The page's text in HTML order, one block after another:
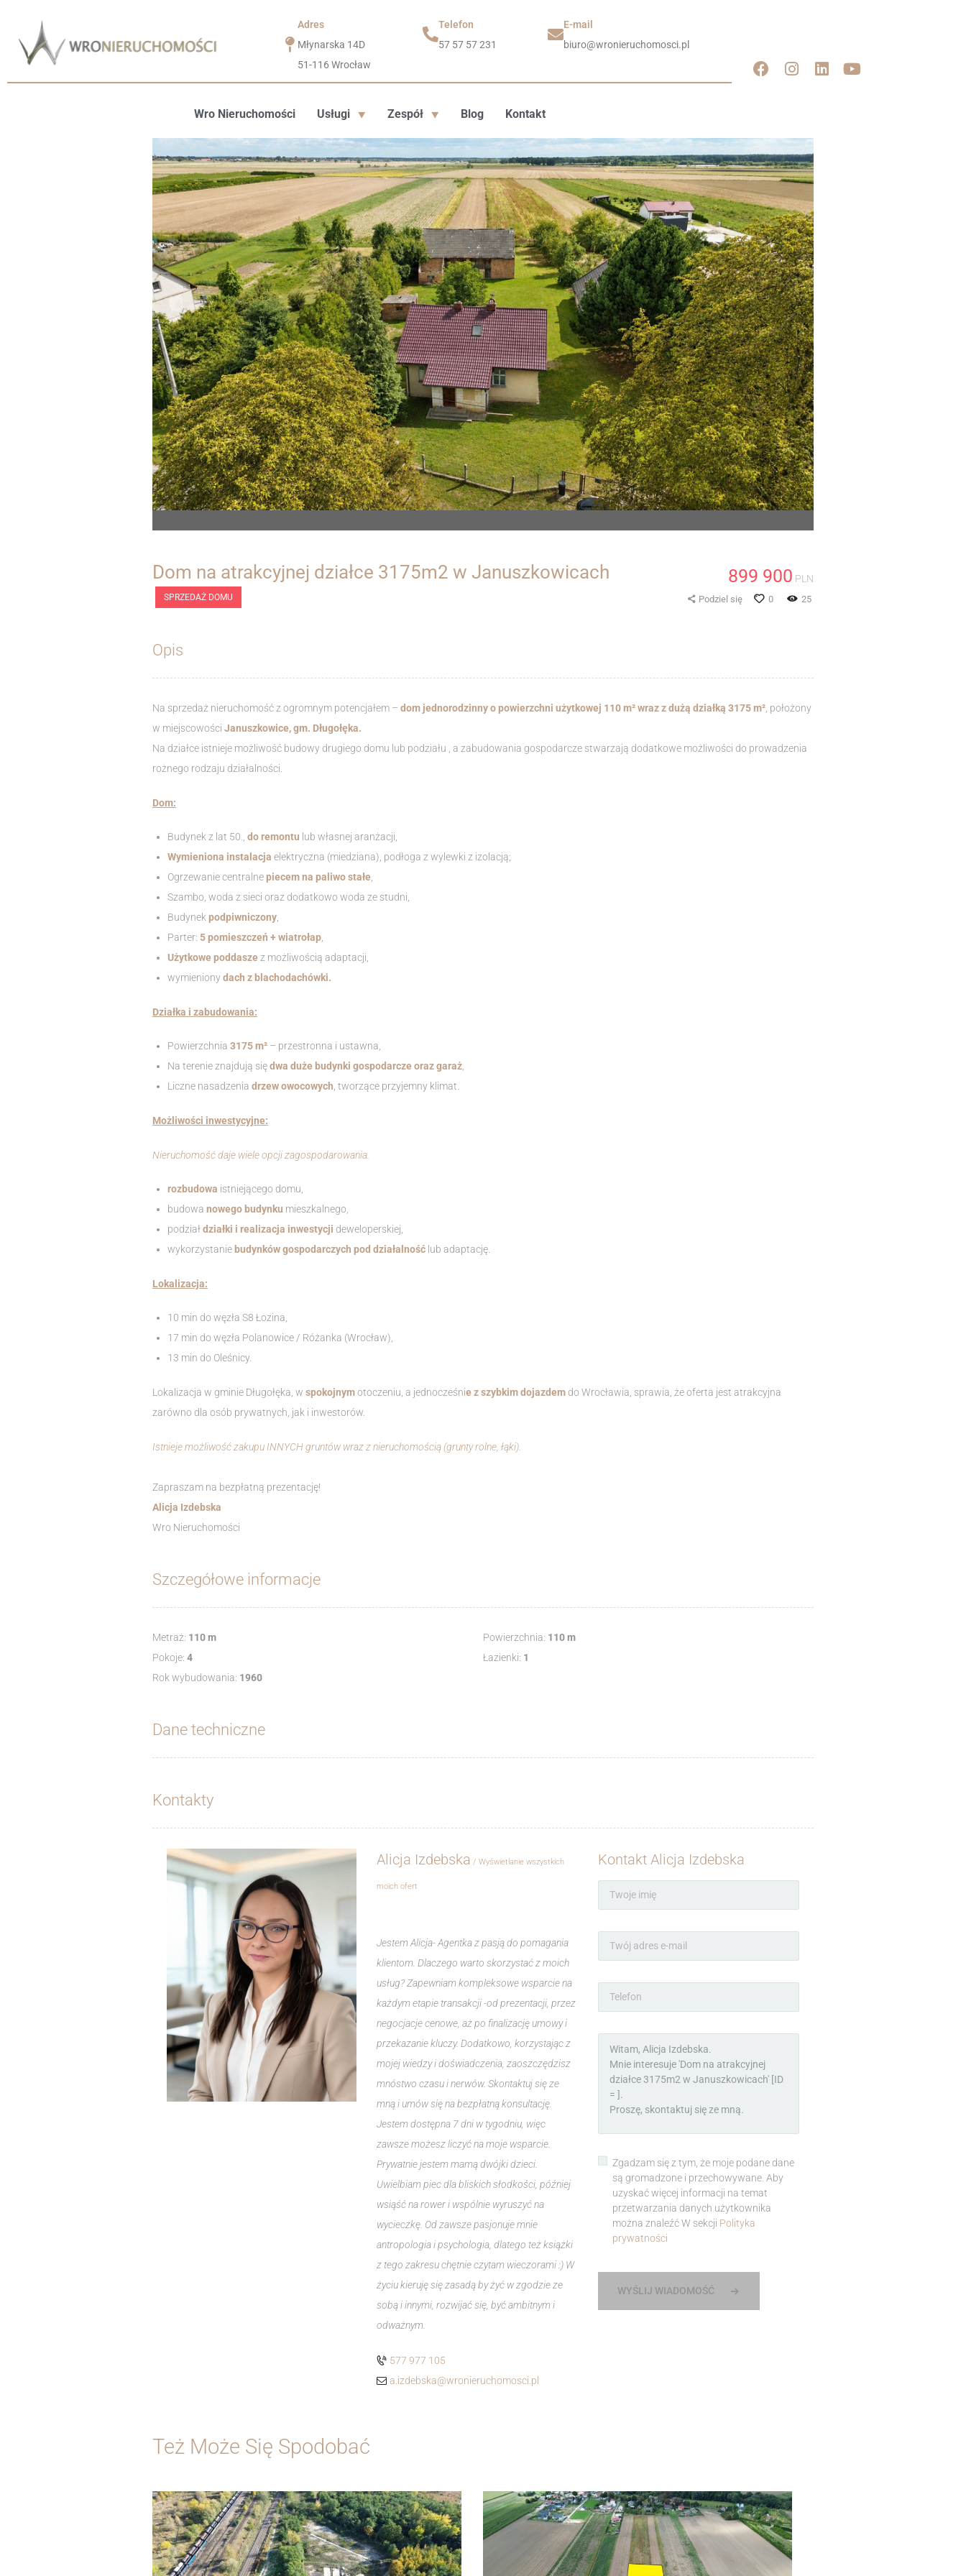
Adres
Młynarska 14D
51-116 Wrocław
Telefon
57 57 57 231
E-mail
biuro@wronieruchomosci.pl
Wro Nieruchomości Usługi Zespół Blog Kontakt
Dom na atrakcyjnej działce 3175m2 w Januszkowicach
SPRZEDAŻ DOMU
899 900 PLN
25
0
Podziel się
Opis
Na sprzedaż nieruchomość z ogromnym potencjałem – dom jednorodzinny o powierzchni użytkowej 110 m² wraz z dużą działką 3175 m² , położony
w miejscowości Januszkowice, gm. Długołęka.
Na działce istnieje możliwość budowy drugiego domu lub podziału , a zabudowania gospodarcze stwarzają dodatkowe możliwości do prowadzenia
rożnego rodzaju działalności.
Dom:
Budynek z lat 50., do remontu lub własnej aranżacji,
Wymieniona instalacja elektryczna (miedziana), podłoga z wylewki z izolacją;
Ogrzewanie centralnepiecem na paliwo stałe,
Szambo, woda z sieci oraz dodatkowo woda ze studni,
Budynekpodpiwniczony,
Parter: 5 pomieszczeń + wiatrołap,
Użytkowe poddaszez możliwością adaptacji,
wymienionydach z blachodachówki.
Działka i zabudowania:
Powierzchnia 3175 m² – przestronna i ustawna,
Na terenie znajdują siędwa duże budynki gospodarcze oraz garaż,
Liczne nasadzenia drzew owocowych, tworzące przyjemny klimat.
Możliwości inwestycyjne:
Nieruchomość daje wiele opcji zagospodarowania.
rozbudowa istniejącego domu,
budowa nowego budynku mieszkalnego,
podziałdziałki i realizacja inwestycji deweloperskiej,
wykorzystanie budynków gospodarczych pod działalność lub adaptację.
Lokalizacja:
10 min do węzła S8 Łozina,
17 min do węzła Polanowice / Różanka (Wrocław),
13 min do Oleśnicy.
Lokalizacja w gminie Długołęka, w spokojnymotoczeniu, a jednocześnie z szybkim dojazdem do Wrocławia, sprawia, że oferta jest atrakcyjna
zarówno dla osób prywatnych, jak i inwestorów.
Istnieje możliwość zakupu INNYCH gruntów wraz z nieruchomością (grunty rolne, łąki).
Zapraszam na bezpłatną prezentację!
Alicja Izdebska
Wro Nieruchomości
Szczegółowe informacje
Metraż: 110 m Powierzchnia: 110 m
Pokoje: 4 Łazienki: 1
Rok wybudowania: 1960
Dane techniczne
Kontakty
Alicja Izdebska Wyświetlanie wszystkich
moich ofert
Jestem Alicja- Agentka z pasją do pomagania
klientom. Dlaczego warto skorzystać z moich
usług? Zapewniam kompleksowe wsparcie na
każdym etapie transakcji -od prezentacji, przez
negocjacje cenowe, aż po finalizację umowy i
przekazanie kluczy. Dodatkowo, korzystając z
mojej wiedzy i doświadczenia, zaoszczędzisz
mnóstwo czasu i nerwów. Skontaktuj się ze
mną i umów się na bezpłatną konsultację.
Jestem dostępna 7 dni w tygodniu, więc
zawsze możesz liczyć na moje wsparcie.
Prywatnie jestem mamą dwójki dzieci.
Uwielbiam piec dla bliskich słodkości, później
wsiąść na rower i wspólnie wyruszyć na
wycieczkę. Od zawsze pasjonuje mnie
antropologia i psychologia, dlatego też książki
z tego zakresu chętnie czytam wieczorami :) W
życiu kieruję się zasadą by żyć w zgodzie ze
sobą i innymi, rozwijać się, być ambitnym i
odważnym.
577 977 105
a.izdebska@wronieruchomosci.pl
Kontakt Alicja Izdebska
Zgadzam się z tym, że moje podane dane
są gromadzone i przechowywane. Aby
uzyskać więcej informacji na temat
przetwarzania danych użytkownika
można znaleźć W sekcji Polityka
prywatności
WYŚLIJ WIADOMOŚĆ
Też Może Się Spodobać